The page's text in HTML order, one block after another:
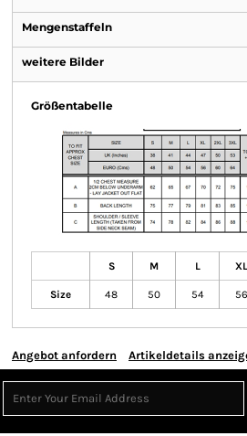
Mengenstaffeln
weitere Bilder
Größentabelle
S M L XL
Size 48 50 54 56
Angebot anfordern Artikeldetails